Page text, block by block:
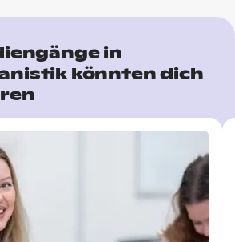
in
könnten dich